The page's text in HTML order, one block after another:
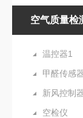
空气质量检
温控器1
甲醛传感
新风控制
空检仪